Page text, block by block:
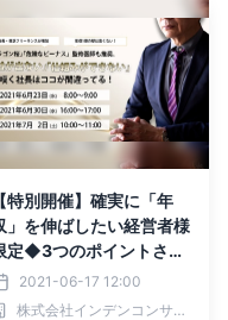
【特別開催】確実に「年
」を伸ばしたい経営者様
定◆3つのポイントさえ
リア出来れば、成果をお
束します
2021-06-17 12:00
株式会社インデンコンサルティング